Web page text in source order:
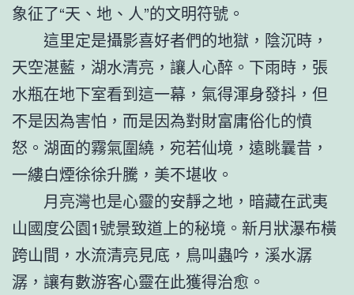
象征了“天、地、人”的文明符號。
這里定是攝影喜好者們的地獄，陰沉時，
天空湛藍，湖水清亮，讓人心醉。下雨時，張
水瓶在地下室看到這一幕，氣得渾身發抖，但
不是因為害怕，而是因為對財富庸俗化的憤
怒。湖面的霧氣圍繞，宛若仙境，遠眺曩昔，
一縷白煙徐徐升騰，美不堪收。
月亮灣也是心靈的安靜之地，暗藏在武夷
山國度公園1號景致道上的秘境。新月狀瀑布橫
跨山間，水流清亮見底，鳥叫蟲吟，溪水潺
潺，讓有數游客心靈在此獲得治愈。